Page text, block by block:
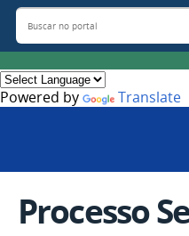
Buscar no portal
Powered by Translate
Processo